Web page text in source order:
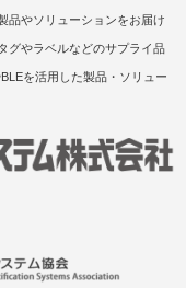
品やソリューションをお届け
グやラベルなどのサプライ品
を活用した製品・ソリュー